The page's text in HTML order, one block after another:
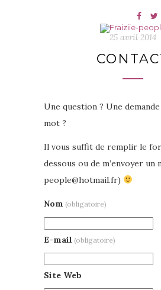
25 avril 2014
Une question ? Une
mot ?
Il vous suffit de remplir le
dessous ou de m’envoyer un
people@hotmail.fr)
Nom (obligatoire)
E-mail (obligatoire)
Site Web